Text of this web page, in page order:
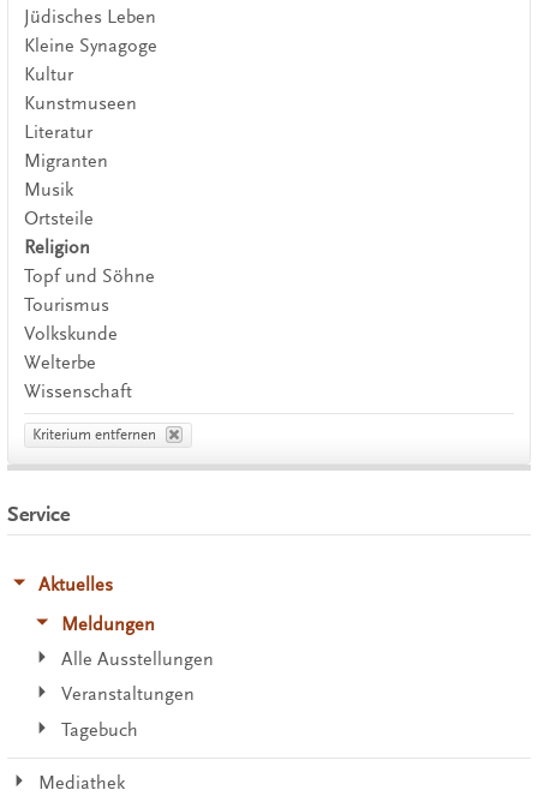
Jüdisches Leben
Kleine Synagoge
Kultur
Kunstmuseen
Literatur
Migranten
Musik
Ortsteile
Religion
Topf und Söhne
Tourismus
Volkskunde
Welterbe
Wissenschaft
Kriterium entfernen
Service
Aktuelles
Meldungen
Alle Ausstellungen
Veranstaltungen
Tagebuch
Mediathek